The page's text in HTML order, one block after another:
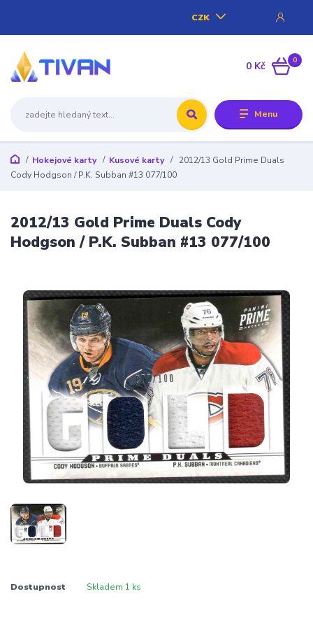
Menu
CZK
0
0 Kč
Hokejové karty Kusové karty
2012/13 Gold Prime Duals
Cody Hodgson / P.K. Subban #13 077/100
2012/13 Gold Prime Duals Cody
Hodgson / P.K. Subban #13 077/100
Dostupnost Skladem 1 ks